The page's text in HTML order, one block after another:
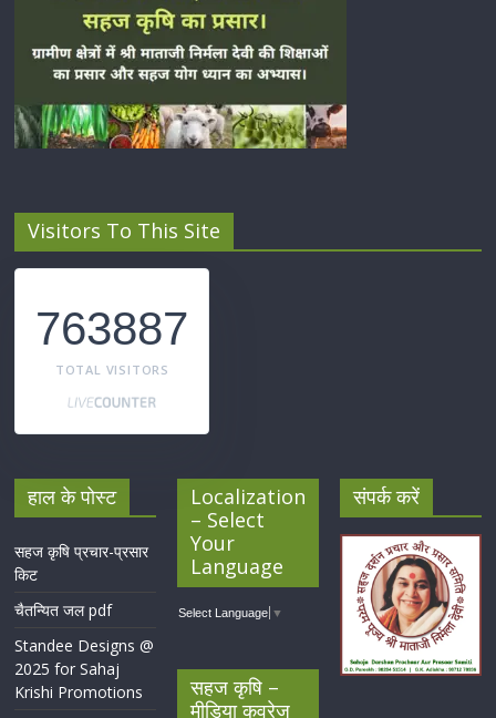
Visitors To This Site
763887
TOTAL VISITORS
हाल के पोस्ट
सहज कृषि प्रचार-प्रसार
किट
चैतन्यित जल pdf
Standee Designs @
2025 for Sahaj
Krishi Promotions
Localization
– Select
Your
Language
Select Language ▼
सहज कृषि –
मीडिया कवरेज
संपर्क करें